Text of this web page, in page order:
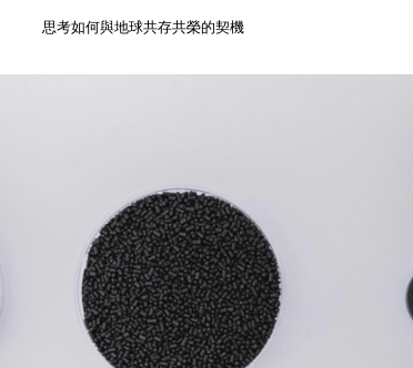
思考如何與地球共存共榮的契機